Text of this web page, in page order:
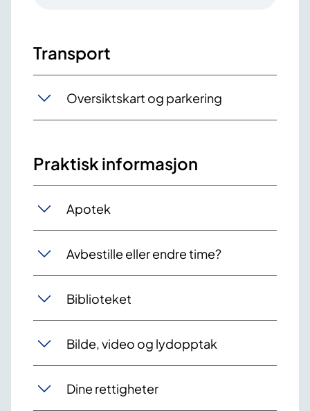
Transport
Oversiktskart og parkering
Praktisk informasjon
Apotek
Avbestille eller endre time?
Biblioteket
Bilde, video og lydopptak
Dine rettigheter